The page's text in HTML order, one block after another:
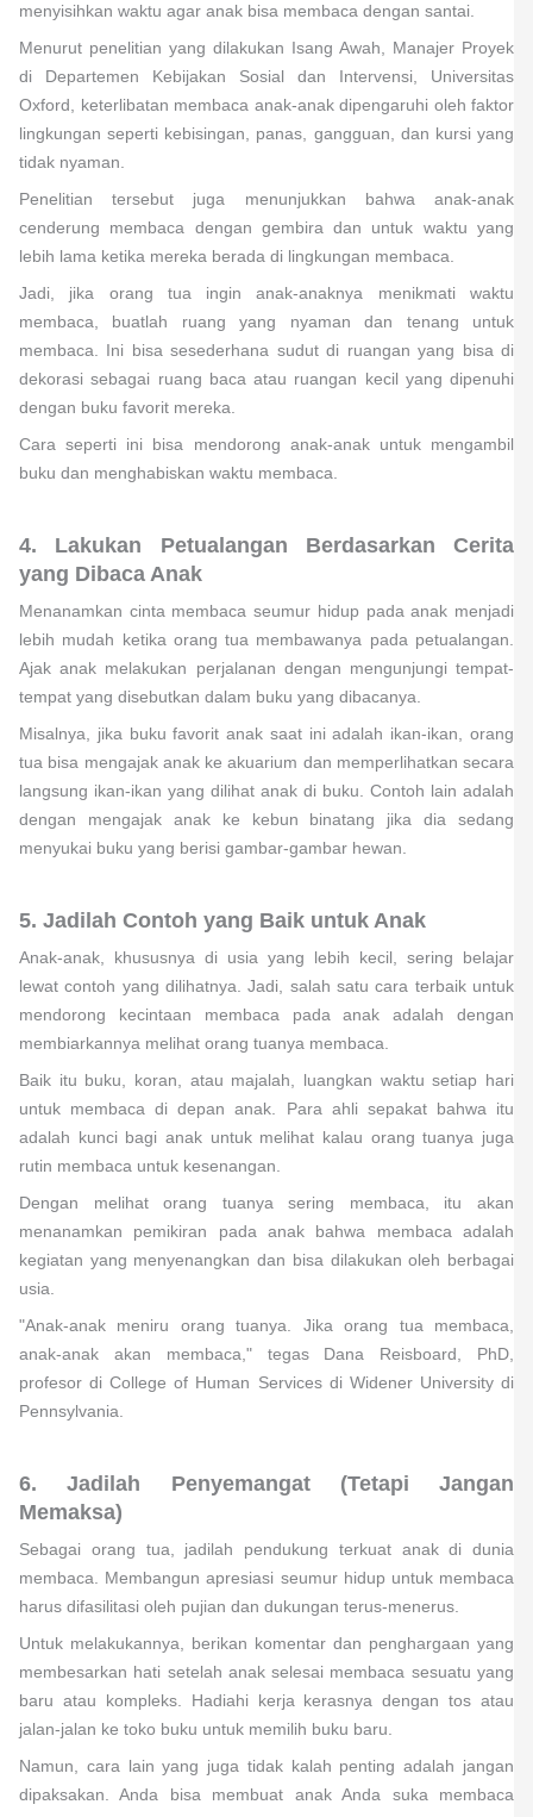
menyisihkan waktu agar anak bisa membaca dengan santai.
Menurut penelitian yang dilakukan Isang Awah, Manajer Proyek
di Departemen Kebijakan Sosial dan Intervensi, Universitas
Oxford, keterlibatan membaca anak-anak dipengaruhi oleh faktor
lingkungan seperti kebisingan, panas, gangguan, dan kursi yang
tidak nyaman.
Penelitian tersebut juga menunjukkan bahwa anak-anak
cenderung membaca dengan gembira dan untuk waktu yang
lebih lama ketika mereka berada di lingkungan membaca.
Jadi, jika orang tua ingin anak-anaknya menikmati waktu
membaca, buatlah ruang yang nyaman dan tenang untuk
membaca. Ini bisa sesederhana sudut di ruangan yang bisa di
dekorasi sebagai ruang baca atau ruangan kecil yang dipenuhi
dengan buku favorit mereka.
Cara seperti ini bisa mendorong anak-anak untuk mengambil
buku dan menghabiskan waktu membaca.
4. Lakukan Petualangan Berdasarkan Cerita
yang Dibaca Anak
Menanamkan cinta membaca seumur hidup pada anak menjadi
lebih mudah ketika orang tua membawanya pada petualangan.
Ajak anak melakukan perjalanan dengan mengunjungi tempat-
tempat yang disebutkan dalam buku yang dibacanya.
Misalnya, jika buku favorit anak saat ini adalah ikan-ikan, orang
tua bisa mengajak anak ke akuarium dan memperlihatkan secara
langsung ikan-ikan yang dilihat anak di buku. Contoh lain adalah
dengan mengajak anak ke kebun binatang jika dia sedang
menyukai buku yang berisi gambar-gambar hewan.
5. Jadilah Contoh yang Baik untuk Anak
Anak-anak, khususnya di usia yang lebih kecil, sering belajar
lewat contoh yang dilihatnya. Jadi, salah satu cara terbaik untuk
mendorong kecintaan membaca pada anak adalah dengan
membiarkannya melihat orang tuanya membaca.
Baik itu buku, koran, atau majalah, luangkan waktu setiap hari
untuk membaca di depan anak. Para ahli sepakat bahwa itu
adalah kunci bagi anak untuk melihat kalau orang tuanya juga
rutin membaca untuk kesenangan.
Dengan melihat orang tuanya sering membaca, itu akan
menanamkan pemikiran pada anak bahwa membaca adalah
kegiatan yang menyenangkan dan bisa dilakukan oleh berbagai
usia.
"Anak-anak meniru orang tuanya. Jika orang tua membaca,
anak-anak akan membaca," tegas Dana Reisboard, PhD,
profesor di College of Human Services di Widener University di
Pennsylvania.
6. Jadilah Penyemangat (Tetapi Jangan
Memaksa)
Sebagai orang tua, jadilah pendukung terkuat anak di dunia
membaca. Membangun apresiasi seumur hidup untuk membaca
harus difasilitasi oleh pujian dan dukungan terus-menerus.
Untuk melakukannya, berikan komentar dan penghargaan yang
membesarkan hati setelah anak selesai membaca sesuatu yang
baru atau kompleks. Hadiahi kerja kerasnya dengan tos atau
jalan-jalan ke toko buku untuk memilih buku baru.
Namun, cara lain yang juga tidak kalah penting adalah jangan
dipaksakan. Anda bisa membuat anak Anda suka membaca